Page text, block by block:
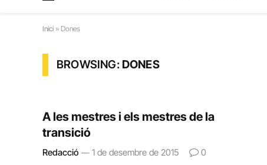
Inici » Dones
BROWSING:DONES
A les mestres i els mestres de la
transició
Redacció 1 de desembre de 2015 0